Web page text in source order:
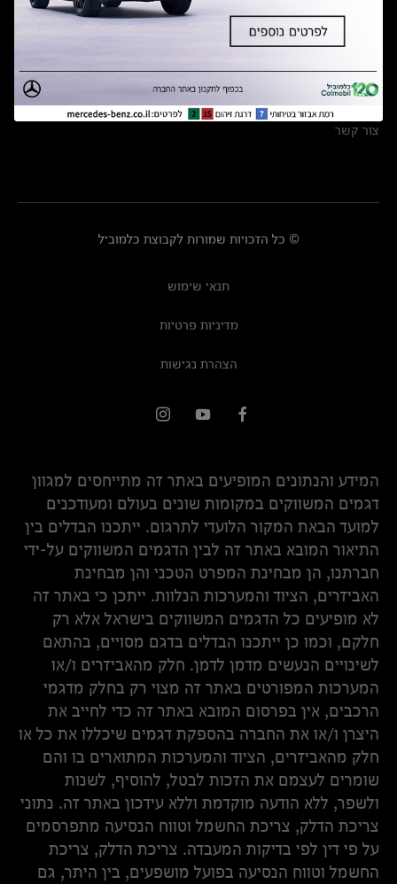
מצאו אותנו
אולמות תצוגה
מרכזי שירות
צור קשר
© כל הזכויות שמורות לקבוצת כלמוביל
תנאי שימוש
מדיניות פרטיות
הצהרת נגישות
המידע והנתונים המופיעים באתר זה מתייחסים למגוון
דגמים המשווקים במקומות שונים בעולם ומעודכנים
למועד הבאת המקור הלועדי לתרגום. ייתכנו הבדלים בין
התיאור המובא באתר זה לבין הדגמים המשווקים על-ידי
חברתנו, הן מבחינת המפרט הטכני והן מבחינת
האביזרים, הציוד והמערכות הנלוות. ייתכן כי באתר זה
לא מופיעים כל הדגמים המשווקים בישראל אלא רק
חלקם, וכמו כן ייתכנו הבדלים בדגם מסויים, בהתאם
לשינויים הנעשים מדמן לדמן. חלק מהאביזרים ו/או
המערכות המפורטים באתר זה מצוי רק בחלק מדגמי
הרכבים, אין בפרסום המובא באתר זה כדי לחייב את
היצרן ו/או את החברה בהספקת דגמים שיכללו את כל או
חלק מהאביזרים, הציוד והמערכות המתוארים בו והם
שומרים לעצמם את הזכות לבטל, להוסיף, לשנות
ולשפר, ללא הודעה מוקדמת וללא עידכון באתר זה. נתוני
צריכת הדלק, צריכת החשמל וטווח הנסיעה מתפרסמים
על פי דין לפי בדיקות המעבדה. צריכת הדלק, צריכת
החשמל וטווח הנסיעה בפועל מושפעים, בין היתר, גם